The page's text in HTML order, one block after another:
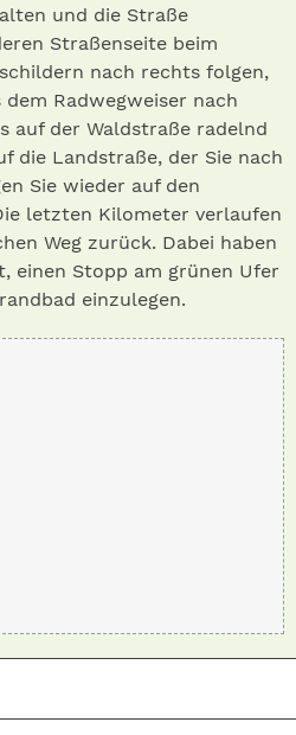
und die Straße
Straßenseite beim
nach rechts folgen,
Radwegweiser nach
auf der Waldstraße radelnd
die Landstraße, der Sie nach
Sie wieder auf den
letzten Kilometer verlaufen
Weg zurück. Dabei haben
einen Stopp am grünen Ufer
einzulegen.